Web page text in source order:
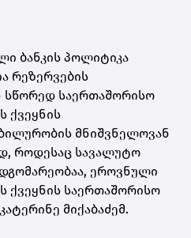
ბანკის პოლიტიკა
რეზერვების
სწორედ საერთაშორისო
ქვეყნის
მნიშვნელოვან
როდესაც სავალუტო
ეროვნული
ქვეყნის საერთაშორისო
მიქაბაძემ.